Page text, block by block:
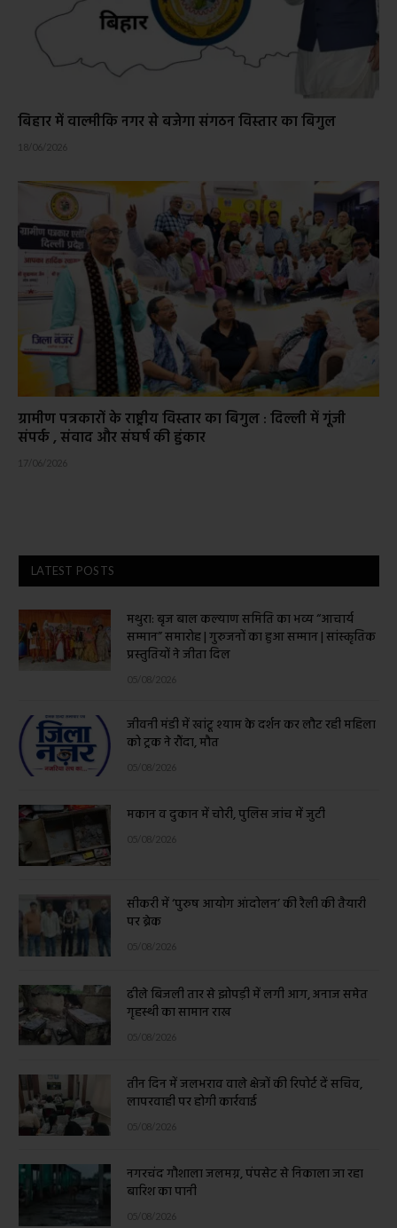
बिहार में वाल्मीकि नगर से बजेगा संगठन विस्तार का बिगुल
18/06/2026
ग्रामीण पत्रकारों के राष्ट्रीय विस्तार का बिगुल : दिल्ली में गूंजी
संपर्क , संवाद और संघर्ष की हुंकार
17/06/2026
LATEST POSTS
मथुरा: बृज बाल कल्याण समिति का भव्य “आचार्य
सम्मान” समारोह | गुरुजनों का हुआ सम्मान | सांस्कृतिक
प्रस्तुतियों ने जीता दिल
05/08/2026
जीवनी मंडी में खांटू श्याम के दर्शन कर लौट रही महिला
को ट्रक ने रौंदा, मौत
05/08/2026
मकान व दुकान में चोरी, पुलिस जांच में जुटी
05/08/2026
सीकरी में ‘पुरुष आयोग आंदोलन’ की रैली की तैयारी
पर ब्रेक
05/08/2026
ढीले बिजली तार से झोपड़ी में लगी आग, अनाज समेत
गृहस्थी का सामान राख
05/08/2026
तीन दिन में जलभराव वाले क्षेत्रों की रिपोर्ट दें सचिव,
लापरवाही पर होगी कार्रवाई
05/08/2026
नगरचंद गौशाला जलमग्न, पंपसेट से निकाला जा रहा
बारिश का पानी
05/08/2026